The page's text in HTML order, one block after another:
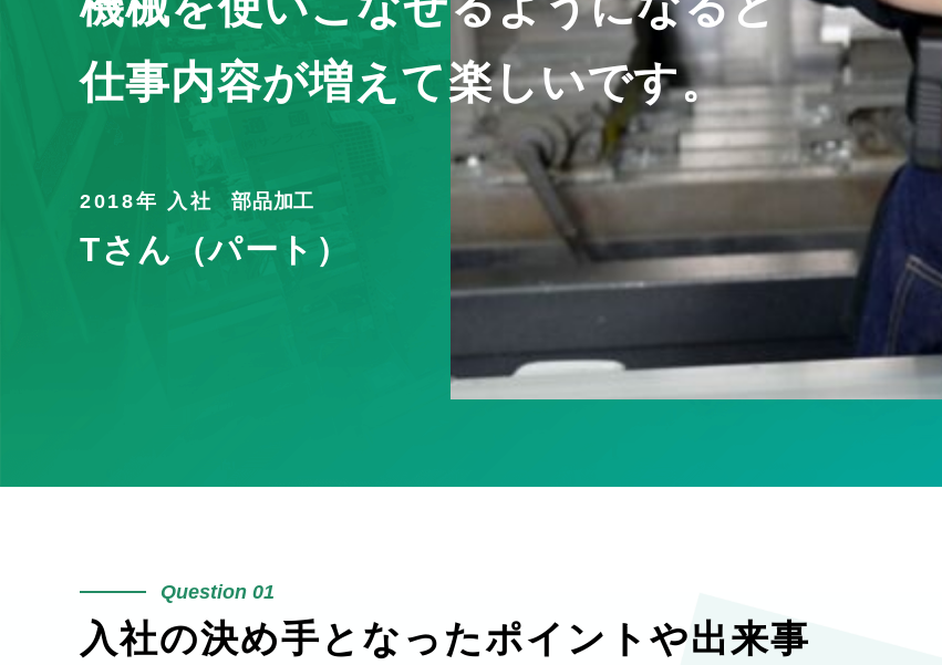
仕事内容が増えて楽しいです。
2018 部品加工
Tさん（パート）
01
入社の決め手となったポイントや出来事